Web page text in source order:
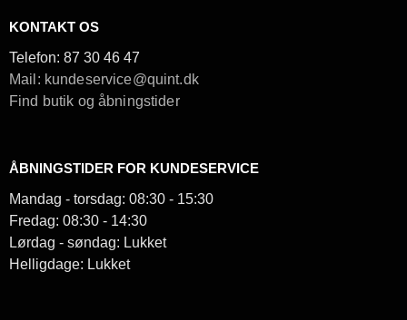
KONTAKT OS
Telefon: 87 30 46 47
Mail: kundeservice@quint.dk
Find butik og åbningstider
ÅBNINGSTIDER FOR KUNDESERVICE
Mandag - torsdag: 08:30 - 15:30
Fredag: 08:30 - 14:30
Lørdag - søndag: Lukket
Helligdage: Lukket